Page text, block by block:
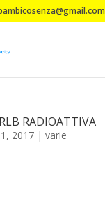
RADIOATTIVA
2017| varie